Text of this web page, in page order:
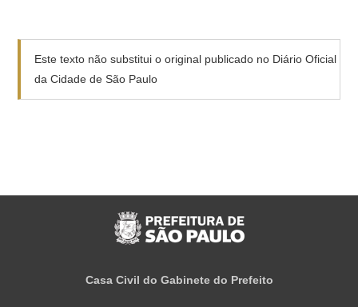
Este texto não substitui o original publicado no Diário Oficial
da Cidade de São Paulo
Casa Civil do Gabinete do Prefeito